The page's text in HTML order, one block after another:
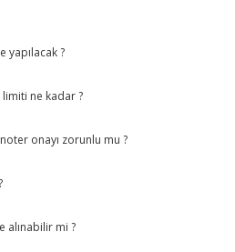
yapılacak ?
limiti ne kadar ?
onayı zorunlu mu ?
alınabilir mi ?